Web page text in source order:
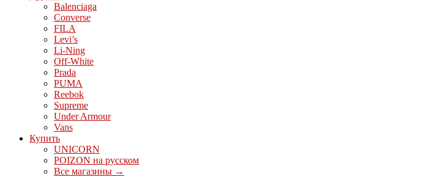
Balenciaga
Converse
FILA
Levi’s
Li-Ning
Off-White
Prada
PUMA
Reebok
Supreme
Under Armour
Vans
Купить
UNICORN
POIZON на русском
Все магазины →